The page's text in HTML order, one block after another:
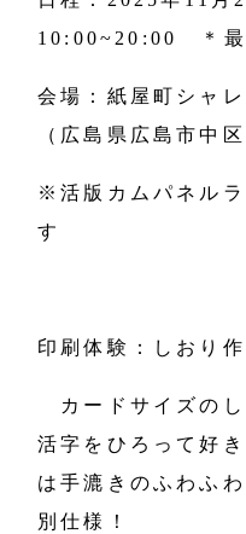
10:00~20:00 ＊最
会場：紙屋町シャ
（広島県広島市中
※活版カムパネル
す
印刷体験：しおり作
カードサイズのし
活字をひろって好
は手漉きのふわふ
別仕様！